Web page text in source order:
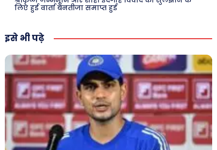
स्वास्थ्य
कैरियर और शिक्षा
Facebook Instagram Pinterest
X Youtube
About Us Privacy Policy
लिए हुई वार्ता बेनतीजा समाप्त हुई
इसे भी पढ़े